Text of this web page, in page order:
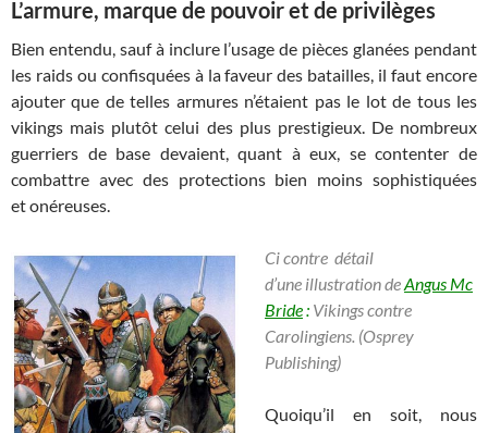
L’armure, marque de pouvoir et de privilèges
Bien entendu, sauf à inclure l’usage de pièces glanées pendant
les raids ou confisquées à la faveur des batailles, il faut encore
ajouter que de telles armures n’étaient pas le lot de tous les
vikings mais plutôt celui des plus prestigieux. De nombreux
guerriers de base devaient, quant à eux, se contenter de
combattre avec des protections bien moins sophistiquées
et onéreuses.
Ci contre détail
d’une illustration deAngus Mc
Bride: Vikings contre
Carolingiens. (Osprey
Publishing)
Quoiqu’il en soit, nous